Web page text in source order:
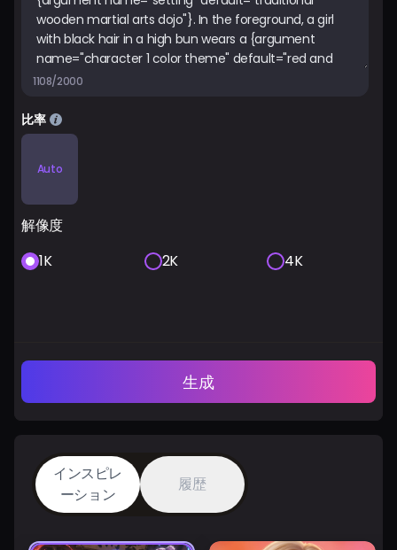
1108/2000
比率
Auto
解像度
1K
2K 4K
生成
インスピレ
ーション
履歴